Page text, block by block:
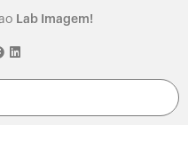
Lab Imagem!